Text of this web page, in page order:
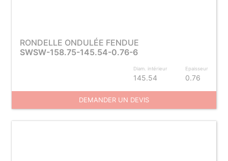
RONDELLE ONDULÉE FENDUE
SWSW-158.75-145.54-0.76-6
Diam. intérieur
145.54
Epaisseur
0.76
DEMANDER UN DEVIS